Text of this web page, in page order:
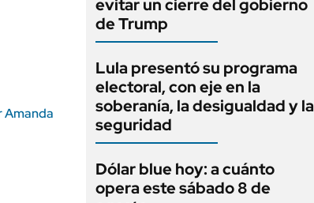
Amanda
evitar un cierre del gobierno
de Trump
Lula presentó su programa
electoral, con eje en la
soberanía, la desigualdad y la
seguridad
Dólar blue hoy: a cuánto
opera este sábado 8 de